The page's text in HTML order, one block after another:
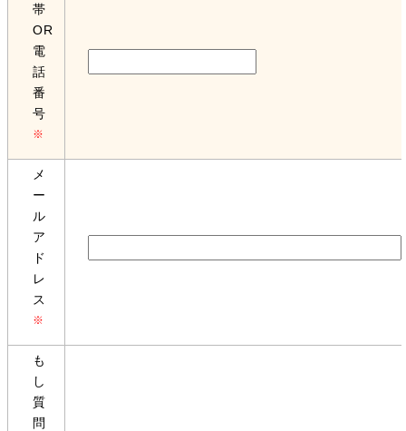
帯
OR
電
話
番
号
※
メ
ー
ル
ア
ド
レ
ス
※
も
し
質
問